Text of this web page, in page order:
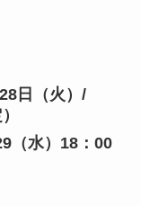
日（火）/
（水）18：00